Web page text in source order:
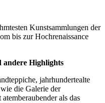
Kunstsammlungen der
bis zur Hochrenaissance
Highlights
jahrhundertealte
die Galerie der
als das